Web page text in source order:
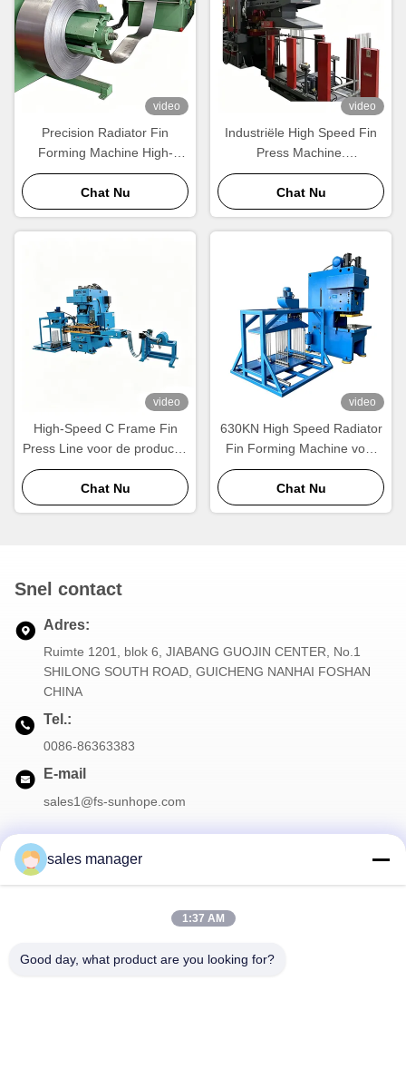
video
Precision Radiator Fin
Forming Machine High-
Speed Wavy Aluminium Fin
Productie Apparatuur
Chat Nu
video
Industriële High Speed Fin
Press Machine.
Automatische Aluminium
Radiator Fin
Vormingsapparatuur voor
Grootschalige Productie.
Chat Nu
video
High-Speed C Frame Fin
Press Line voor de productie
van radiatoren en
warmtewisselaars
Chat Nu
video
630KN High Speed Radiator
Fin Forming Machine voor
de productie van aluminium
radiatoren
Chat Nu
Snel contact
Adres:
Ruimte 1201, blok 6, JIABANG GUOJIN CENTER, No.1
SHILONG SOUTH ROAD, GUICHENG NANHAI FOSHAN
CHINA
Tel.:
0086-86363383
E-mail
sales1@fs-sunhope.com
sales manager
1:37 AM
Good day, what product are you looking for?